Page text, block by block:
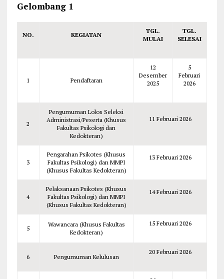
Gelombang 1
NO. KEGIATAN
TGL.
MULAI
TGL.
SELESAI
1 Pendaftaran
12
Desember
2025
5
Februari
2026
2
Pengumuman Lolos Seleksi
Administrasi/Peserta (Khusus
Fakultas Psikologi dan
Kedokteran)
11 Februari 2026
3
Pengarahan Psikotes (Khusus
Fakultas Psikologi) dan MMPI
(Khusus Fakultas Kedokteran)
13 Februari 2026
4
Pelaksanaan Psikotes (Khusus
Fakultas Psikologi) dan MMPI
(Khusus Fakultas Kedokteran)
14 Februari 2026
5
Wawancara (Khusus Fakultas
Kedokteran)
15 Februari 2026
6 Pengumuman Kelulusan
20 Februari 2026